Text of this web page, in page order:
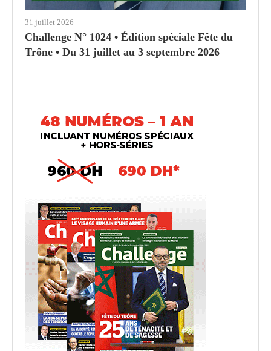
31 juillet 2026
Challenge N° 1024 • Édition spéciale Fête du
Trône • Du 31 juillet au 3 septembre 2026